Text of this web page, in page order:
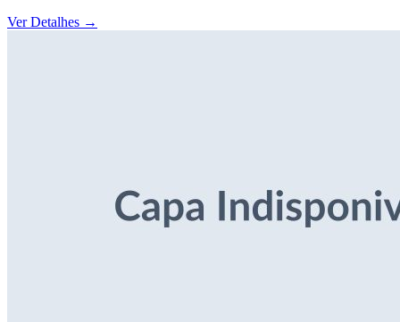
Ver Detalhes →